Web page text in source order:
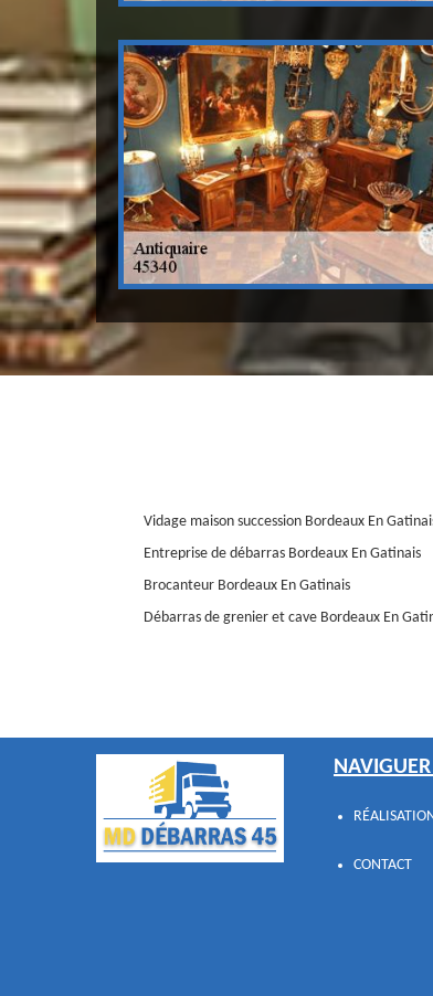
Vidage maison succession Bordeaux En
Entreprise de débarras Bordeaux En Gatinais
Brocanteur Bordeaux En Gatinais
Débarras de grenier et cave Bordeaux En
NAVIGUER
CONTACT